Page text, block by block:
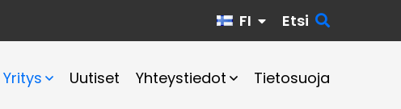
FI Etsi
Yritys Uutiset Yhteystiedot Tietosuoja